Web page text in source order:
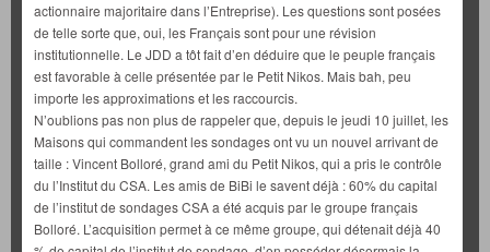
actionnaire majoritaire dans l’Entreprise). Les questions sont posées
de telle sorte que, oui, les Français sont pour une révision
institutionnelle. Le JDD a tôt fait d’en déduire que le peuple français
est favorable à celle présentée par le Petit Nikos. Mais bah, peu
importe les approximations et les raccourcis.
N’oublions pas non plus de rappeler que, depuis le jeudi 10 juillet, les
Maisons qui commandent les sondages ont vu un nouvel arrivant de
taille : Vincent Bolloré, grand ami du Petit Nikos, qui a pris le contrôle
du l’Institut du CSA. Les amis de BiBi le savent déjà : 60% du capital
de l’institut de sondages CSA a été acquis par le groupe français
Bolloré. L’acquisition permet à ce même groupe, qui détenait déjà 40